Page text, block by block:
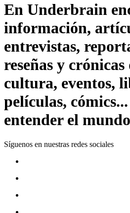
En Underbrain
información,
entrevistas,
reseñas y crónicas
cultura, eventos,
películas,
entender el
Síguenos en nuestras redes sociales